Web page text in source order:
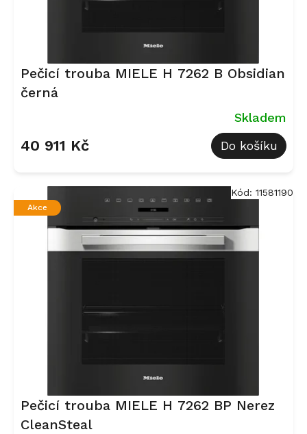
Pečicí trouba MIELE H 7262 B Obsidian
černá
Skladem
40 911 Kč Do košíku
Akce
Pečicí trouba MIELE H 7262 BP Nerez
CleanSteal
Kód: 11581190